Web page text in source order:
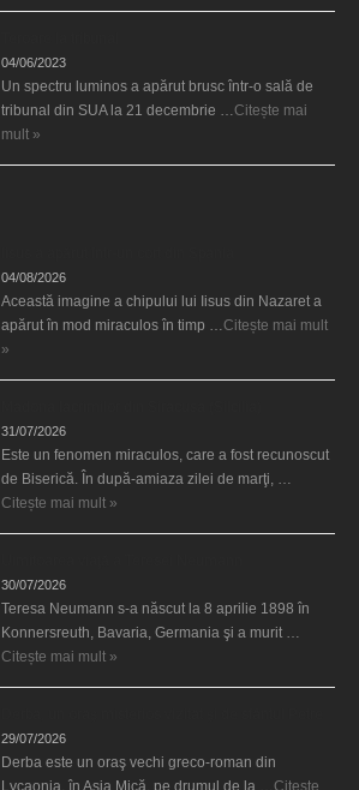
04/06/2023
Un spectru luminos a apărut brusc într-o sală de
tribunal din SUA la 21 decembrie … Citește mai
mult »
04/08/2026
Această imagine a chipului lui Iisus din Nazaret a
apărut în mod miraculos în timp … Citește mai mult
»
31/07/2026
Este un fenomen miraculos, care a fost recunoscut
de Biserică. În după-amiaza zilei de marţi, …
Citește mai mult »
30/07/2026
Teresa Neumann s-a născut la 8 aprilie 1898 în
Konnersreuth, Bavaria, Germania şi a murit …
Citește mai mult »
29/07/2026
Derba este un oraş vechi greco-roman din
Lycaonia, în Asia Mică, pe drumul de la … Citește